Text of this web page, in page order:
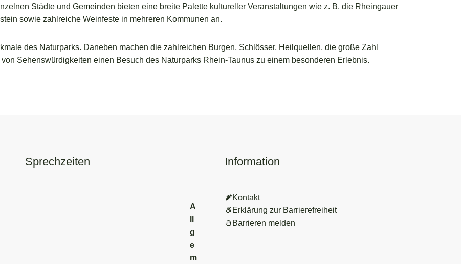
Städte und Gemeinden bieten eine breite Palette kultureller Veranstaltungen wie z. B. die Rheingauer
sowie zahlreiche Weinfeste in mehreren Kommunen an.
des Naturparks. Daneben machen die zahlreichen Burgen, Schlösser, Heilquellen, die große Zahl
Sehenswürdigkeiten einen Besuch des Naturparks Rhein-Taunus zu einem besonderen Erlebnis.
Sprechzeiten
A
g
e
m
Information
Kontakt
Erklärung zur Barrierefreiheit
Barrieren melden